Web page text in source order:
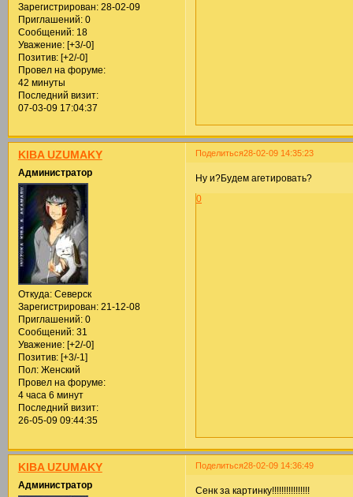
Зарегистрирован: 28-02-09
Приглашений:0
Сообщений:18
Уважение: [+3/-0]
Позитив: [+2/-0]
Провел на форуме:
42 минуты
Последний визит:
07-03-09 17:04:37
Поделиться28-02-09 14:35:23
KIBA UZUMAKY
Администратор
Откуда:Северск
Зарегистрирован: 21-12-08
Приглашений:0
Сообщений:31
Уважение: [+2/-0]
Позитив: [+3/-1]
Пол:Женский
Провел на форуме:
4 часа 6 минут
Последний визит:
26-05-09 09:44:35
Ну и?Будем агетировать?
0
Поделиться28-02-09 14:36:49
KIBA UZUMAKY
Администратор
Сенк за картинку!!!!!!!!!!!!!!!!